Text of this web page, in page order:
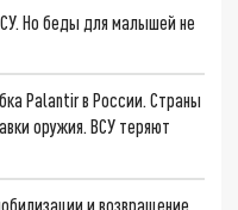
Но беды для малышей не
Palantir в России. Страны
оружия. ВСУ теряют
и возвращение